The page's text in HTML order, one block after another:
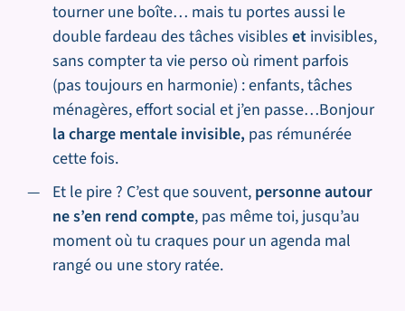
tourner une boîte… mais tu portes aussi le
double fardeau des tâches visibles et invisibles,
sans compter ta vie perso où riment parfois
(pas toujours en harmonie) : enfants, tâches
ménagères, effort social et j’en passe…Bonjour
la charge mentale invisible, pas rémunérée
cette fois.
Et le pire ? C’est que souvent, personne autour
ne s’en rend compte, pas même toi, jusqu’au
moment où tu craques pour un agenda mal
rangé ou une story ratée.